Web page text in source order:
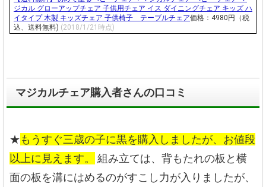
ジカル グローアップチェア 子供用チェア イス ダイニングチェア キッズ ハ
イタイプ 木製 キッズチェア 子供椅子 テーブルチェア価格：4980円（税
込、送料無料) (2018/1/21時点)
マジカルチェア購入者さんの口コミ
★もうすぐ三歳の子に黒を購入しましたが、お値段
以上に見えます。
組み立ては、背もたれの板と横
面の板を溝にはめるのがすこし力が入りましたが、